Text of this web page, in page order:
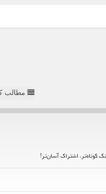
مطالب
کوتاه‌تر، اشتراک آسان‌تر!